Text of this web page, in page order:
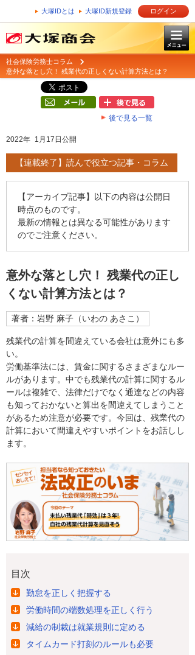
大塚IDとは 大塚ID新規登録 ログイン
社会保険労務士コラム
意外な落とし穴！ 残業代の正しくない計算方法とは？
後で見る一覧
2022年 1月17日公開
【連載終了】読んで役立つ記事・コラム
【アーカイブ記事】以下の内容は公開日
時点のものです。
最新の情報とは異なる可能性があります
のでご注意ください。
意外な落とし穴！ 残業代の正し
くない計算方法とは？
著者：岩野 麻子（いわの あさこ）
残業代の計算を間違えている会社は意外にも多
い。
労働基準法には、賃金に関するさまざまなルー
ルがあります。中でも残業代の計算に関するル
ールは複雑で、法律だけでなく通達などの内容
も知っておかないと算出を間違えてしまうこと
があるため注意が必要です。今回は、残業代の
計算において間違えやすいポイントをお話しし
ます。
目次
勤怠を正しく把握する
労働時間の端数処理を正しく行う
減給の制裁は就業規則に定める
タイムカード打刻のルールも必要